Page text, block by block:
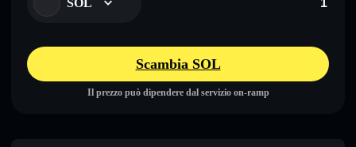
SOL
Scambia SOL
Il prezzo può dipendere dal servizio on-ramp